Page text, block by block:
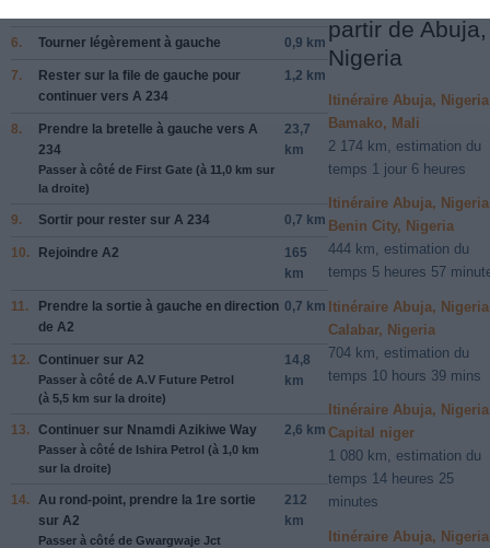
6. Tourner légèrement à gauche 0,9 km
7. Rester sur la file de gauche pour
continuer vers A 234
1,2 km
8. Prendre la bretelle à gauche vers A
234
Passer à côté de First Gate (à 11,0 km sur
la droite)
23,7
km
9. Sortir pour rester sur A 234 0,7 km
10. Rejoindre A2
165
km
11. Prendre la sortie à gauche en direction
de A2
0,7 km
12. Continuer sur A2
Passer à côté de A.V Future Petrol
(à 5,5 km sur la droite)
14,8
km
13. Continuer sur Nnamdi Azikiwe Way
Passer à côté de Ishira Petrol (à 1,0 km
sur la droite)
2,6 km
14. Au rond-point, prendre la 1re sortie
sur A2
Passer à côté de Gwargwaje Jct
212
km
partir de Abuja,
Nigeria
Itinéraire Abuja,
Bamako, Mali
2 174 km, estimation du
temps 1 jour 6 heures
Itinéraire Abuja,
Benin City, Nigeria
444 km, estimation du
temps 5 heures 57
Itinéraire Abuja,
Calabar, Nigeria
704 km, estimation du
temps 10 hours 39 mins
Itinéraire Abuja,
Capital niger
1 080 km, estimation du
temps 14 heures 25
minutes
Itinéraire Abuja,